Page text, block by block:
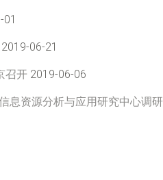
01
2019-06-21
召开 2019-06-06
息资源分析与应用研究中心调研